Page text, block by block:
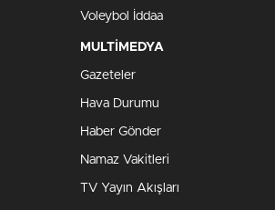
Voleybol İddaa
MULTİMEDYA
Gazeteler
Hava Durumu
Haber Gönder
Namaz Vakitleri
TV Yayın Akışları